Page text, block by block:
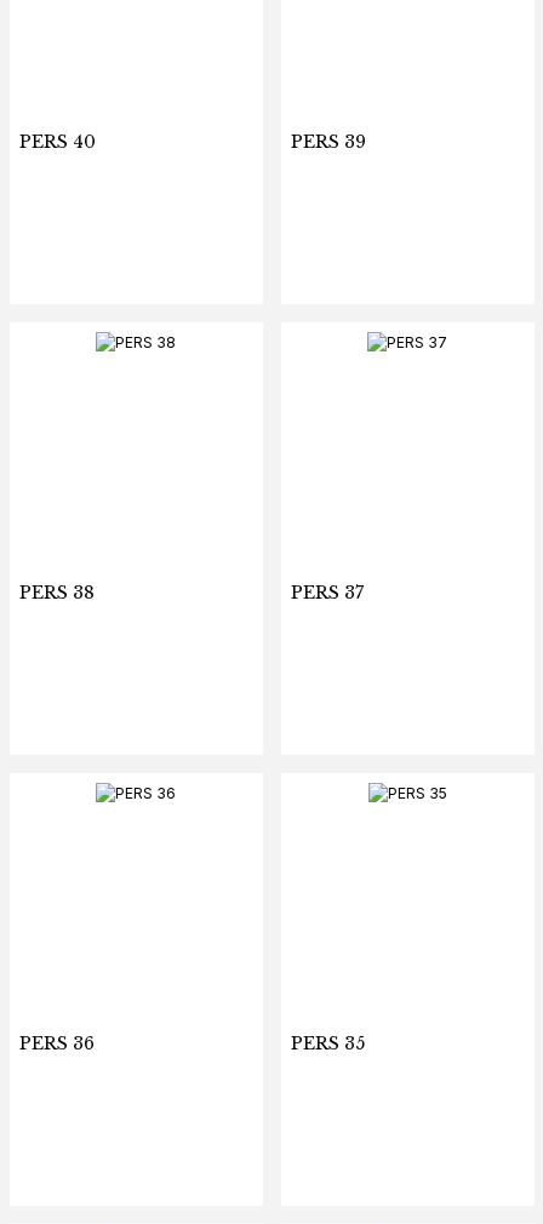
PERS 40 PERS 39
PERS 38 PERS 37
PERS 36 PERS 35